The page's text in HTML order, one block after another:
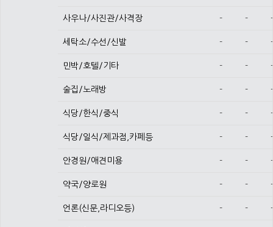
사우나/사진관/사격장 - - -
세탁소/수선/신발 - - -
민박/호텔/기타 - - -
술집/노래방 - - -
식당/한식/중식 - - -
식당/일식/제과점,카페등 - - -
안경원/애견미용 - - -
약국/양로원 - - -
언론(신문,라디오등) - - -